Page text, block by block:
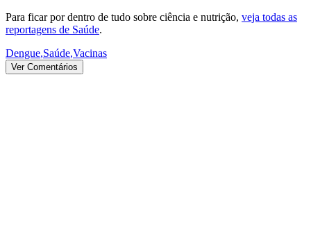
Para ficar por dentro de tudo sobre ciência e nutrição, veja todas as
reportagens de Saúde.
Dengue,Saúde,Vacinas
Ver Comentários